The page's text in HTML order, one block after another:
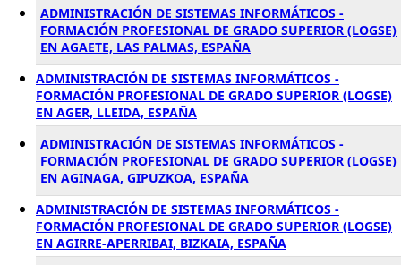
ADMINISTRACIÓN DE SISTEMAS INFORMÁTICOS -
FORMACIÓN PROFESIONAL DE GRADO SUPERIOR (LOGSE)
EN AGAETE, LAS PALMAS, ESPAÑA
ADMINISTRACIÓN DE SISTEMAS INFORMÁTICOS -
FORMACIÓN PROFESIONAL DE GRADO SUPERIOR (LOGSE)
EN AGER, LLEIDA, ESPAÑA
ADMINISTRACIÓN DE SISTEMAS INFORMÁTICOS -
FORMACIÓN PROFESIONAL DE GRADO SUPERIOR (LOGSE)
EN AGINAGA, GIPUZKOA, ESPAÑA
ADMINISTRACIÓN DE SISTEMAS INFORMÁTICOS -
FORMACIÓN PROFESIONAL DE GRADO SUPERIOR (LOGSE)
EN AGIRRE-APERRIBAI, BIZKAIA, ESPAÑA